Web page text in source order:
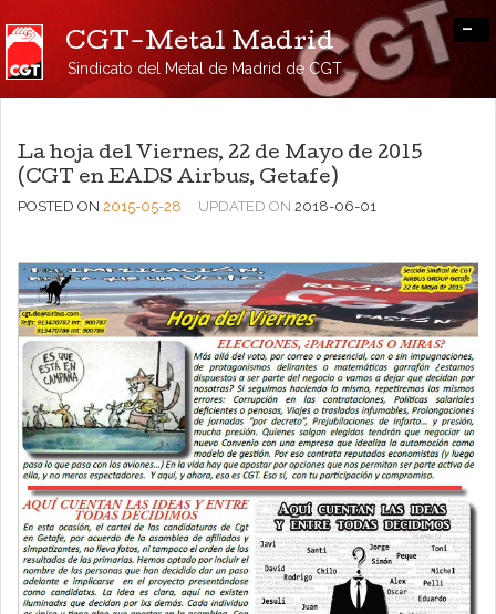
CGT-Metal Madrid
Sindicato del Metal de Madrid de CGT
-
La hoja del Viernes, 22 de Mayo de 2015
(CGT en EADS Airbus, Getafe)
POSTED ON 2015-05-28 UPDATED ON 2018-06-01